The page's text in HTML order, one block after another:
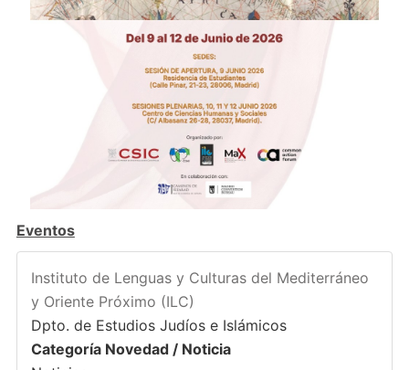
Eventos
Instituto de Lenguas y Culturas del Mediterráneo
y Oriente Próximo (ILC)
Dpto. de Estudios Judíos e Islámicos
Categoría Novedad / Noticia